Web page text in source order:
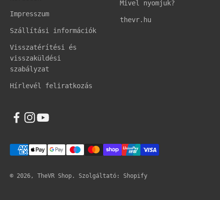
Impresszum
Szállítási információk
Visszatérítési és
visszaküldési
szabályzat
Hírlevél feliratkozás
Mivel nyomjuk?
thevr.hu
© 2026, TheVR Shop. Szolgáltató: Shopify